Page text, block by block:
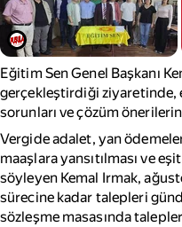
Eğitim Sen Genel Başkanı
gerçekleştirdiği ziyaretinde,
sorunları ve çözüm
Vergide adalet, yan
maaşlara yansıtılması ve
söyleyen Kemal Irmak,
sürecine kadar talepleri
sözleşme masasında